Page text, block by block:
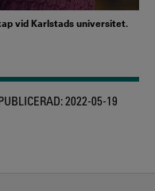
vid Karlstads universitet.
2022-05-19